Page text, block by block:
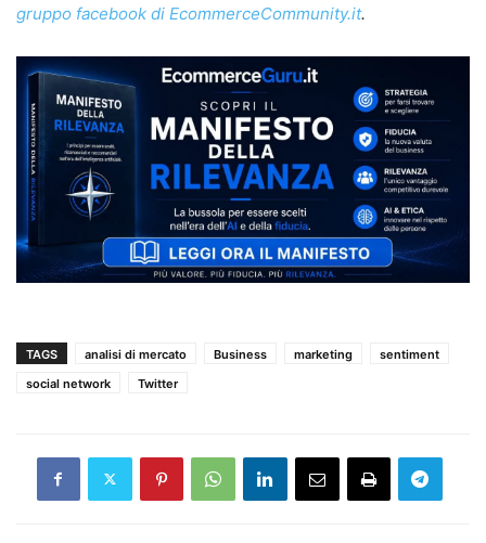
gruppo facebook di EcommerceCommunity.it.
TAGS analisi di mercato Business marketing
sentiment
social network
Twitter